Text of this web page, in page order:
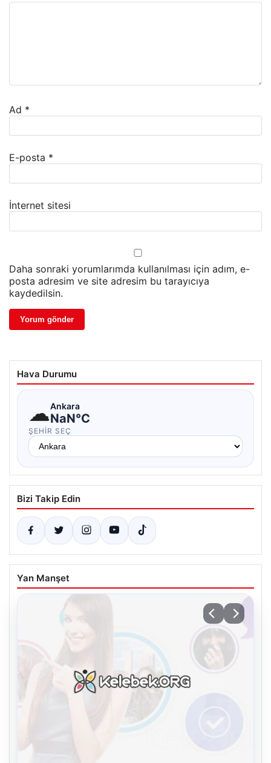
Ad *
E-posta *
İnternet sitesi
Daha sonraki yorumlarımda kullanılması için adım, e-
posta adresim ve site adresim bu tarayıcıya
kaydedilsin.
Hava Durumu
☁Ankara
NaN°C
ŞEHIR SEÇ
Bizi Takip Edin
Yan Manşet